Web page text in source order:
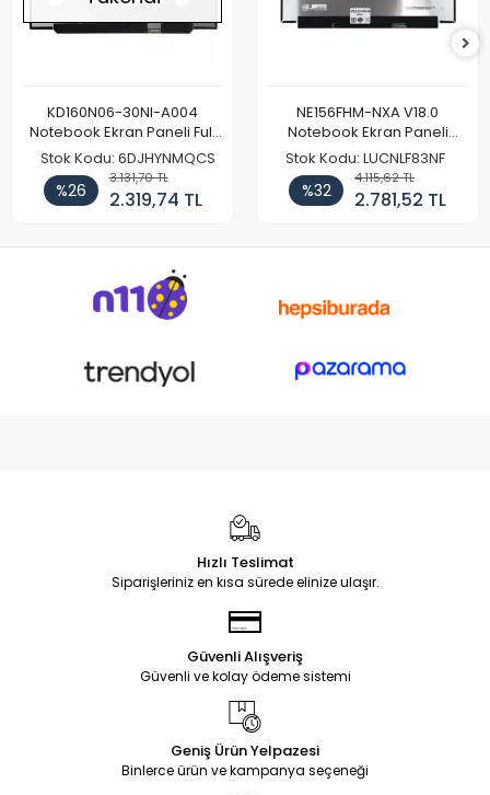
KD160N06-30NI-A004
Notebook Ekran Paneli Full
HD
Stok Kodu: 6DJHYNMQCS
%26
3.131,70 TL
2.319,74 TL
NE156FHM-NXA V18.0
Notebook Ekran Paneli
144Hz
Stok Kodu: LUCNLF83NF
%32
4.115,62 TL
2.781,52 TL
Hızlı Teslimat
Siparişleriniz en kısa sürede elinize ulaşır.
Güvenli Alışveriş
Güvenli ve kolay ödeme sistemi
Geniş Ürün Yelpazesi
Binlerce ürün ve kampanya seçeneği